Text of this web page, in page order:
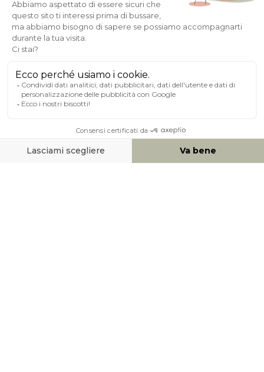
Pagamento sicuro
A PROPOSITO DI MILIBOO
AIUTO & CONTATTO